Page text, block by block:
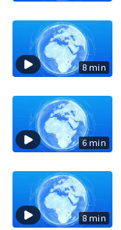
8 min
6 min
8 min